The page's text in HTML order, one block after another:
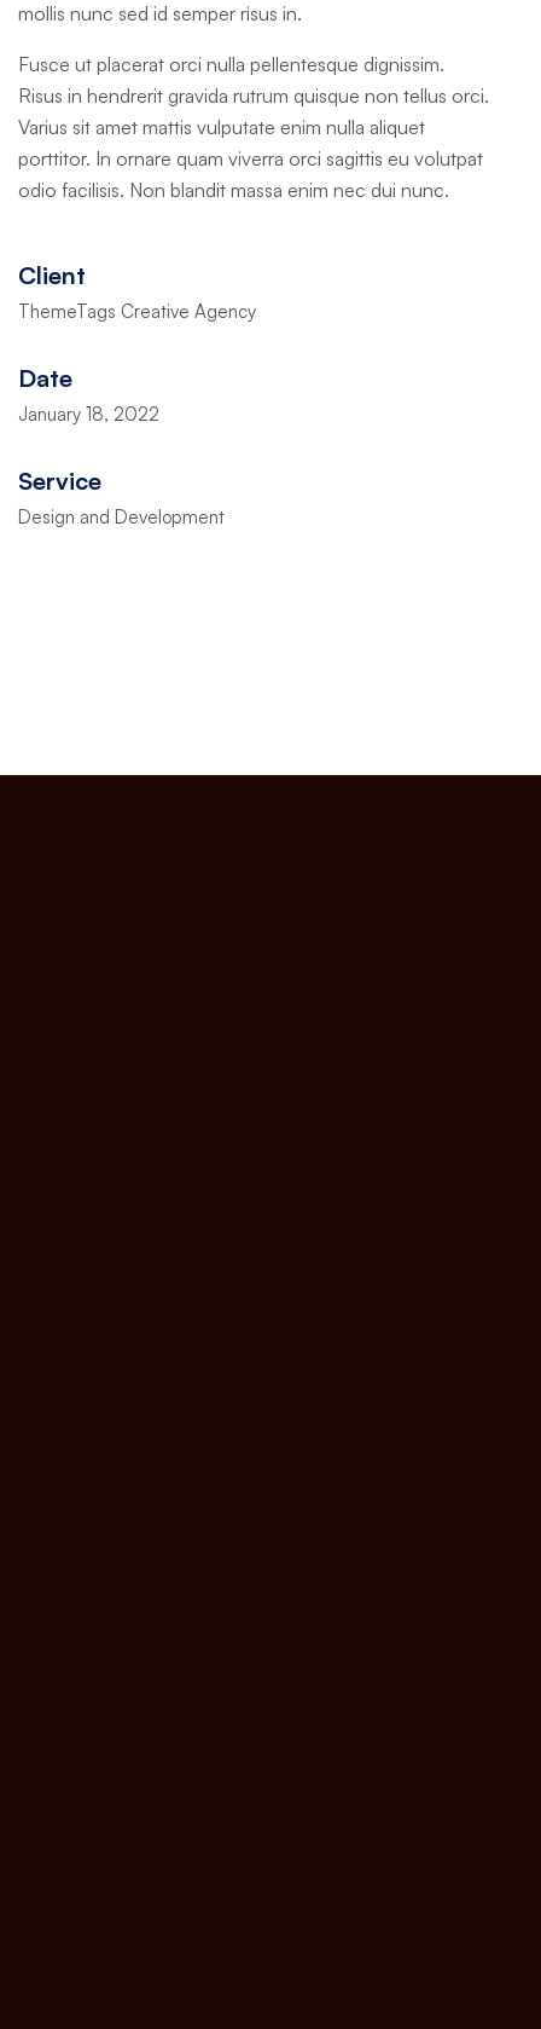
mollis nunc sed id semper risus in.
Fusce ut placerat orci nulla pellentesque dignissim.
Risus in hendrerit gravida rutrum quisque non tellus orci.
Varius sit amet mattis vulputate enim nulla aliquet
porttitor. In ornare quam viverra orci sagittis eu volutpat
odio facilisis. Non blandit massa enim nec dui nunc.
Client
ThemeTags Creative Agency
Date
January 18, 2022
Service
Design and Development